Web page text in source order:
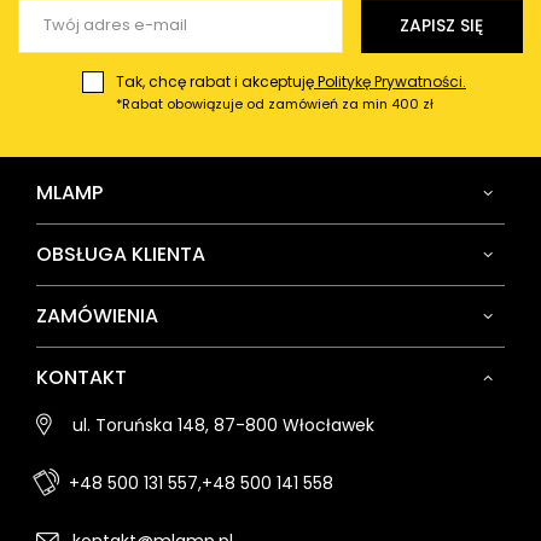
ZAPISZ SIĘ
Tak, chcę rabat i akceptujęPolitykę Prywatności.
*Rabat obowiązuje od zamówień za min 400 zł
MLAMP
OBSŁUGA KLIENTA
ZAMÓWIENIA
KONTAKT
ul. Toruńska 148, 87-800 Włocławek
+48 500 131 557,+48 500 141 558